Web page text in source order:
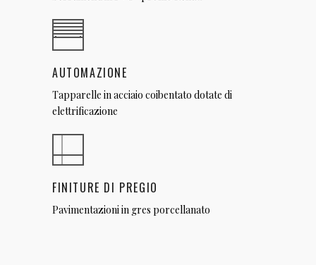
AUTOMAZIONE
Tapparelle in acciaio coibentato dotate di
elettrificazione
FINITURE DI PREGIO
Pavimentazioni in gres porcellanato